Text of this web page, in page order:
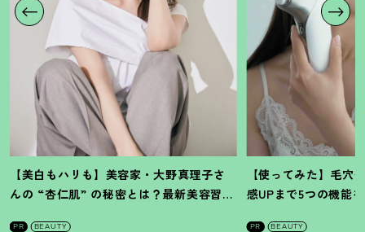
【美白もハリも】美容家・大野真理子さ
んの “杏仁肌” の秘密とは ？ 最新美容習慣
PR BEAUTY
【使ってみた】毛穴
感UPまで5つの機能
PR BEAUTY